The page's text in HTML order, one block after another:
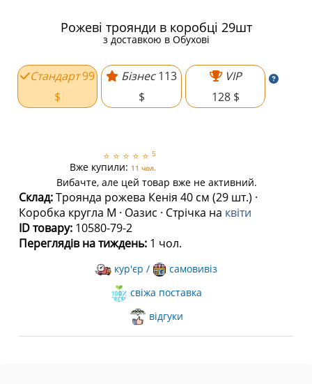
Рожеві троянди в коробці 29шт
з доставкою в Обухові
Стандарт 99
$
Бізнес 113
$
VIP
128 $
⭐ ⭐ ⭐ ⭐ ⭐ 5
Вже купили: 11 чол.
Вибачте, але цей товар вже не активний.
Склад:Троянда рожева Кенія 40 см (29 шт.) ·
Коробка кругла M · Оазис · Стрічка на квіти
ID товару: 10580-79-2
Переглядів на тиждень: 1 чол.
кур'єр /
самовивіз
свіжа поставка
відгуки